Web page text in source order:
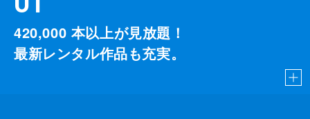
420,000 本以上が見放題！
最新レンタル作品も充実。